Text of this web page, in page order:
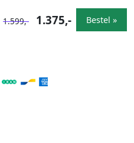
1.599,- 1.375,- Bestel »